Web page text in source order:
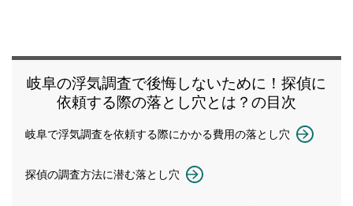
岐阜の浮気調査で後悔しないために！探偵に
依頼する際の落とし穴とは？の目次
岐阜で浮気調査を依頼する際にかかる費用の落とし穴
探偵の調査方法に潜む落とし穴